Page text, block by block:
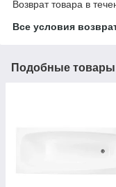
Возврат товара в
Все условия
Подобные